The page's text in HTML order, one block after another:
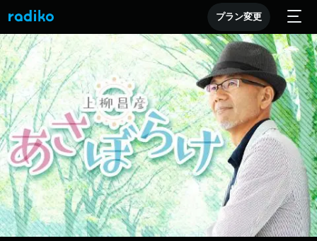
プラン変更